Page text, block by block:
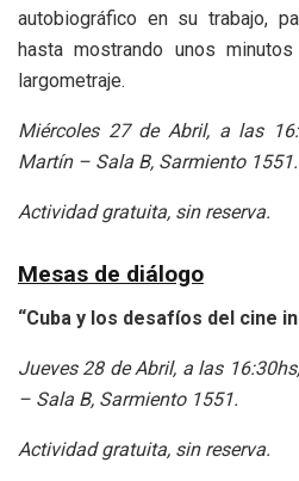
autobiográfico en su trabajo,
hasta mostrando unos
largometraje.
Miércoles 27 de Abril, a las
Martín – Sala B, Sarmiento 1551.
Actividad gratuita, sin reserva.
Mesas de diálogo
“Cuba y los desafíos del cine
Jueves 28 de Abril, a las
– Sala B, Sarmiento 1551.
Actividad gratuita, sin reserva.